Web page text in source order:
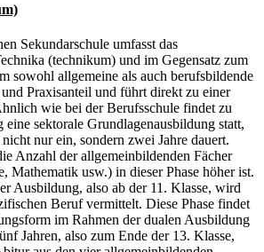
Sekundarschule umfasst das
(technikum) und im Gegensatz zum
sowohl allgemeine als auch berufsbildende
Praxisanteil und führt direkt zu einer
wie bei der Berufsschule findet zu
sektorale Grundlagenausbildung statt,
nur ein, sondern zwei Jahre dauert.
Anzahl der allgemeinbildenden Fächer
Mathematik usw.) in dieser Phase höher ist.
Ausbildung, also ab der 11. Klasse, wird
Beruf vermittelt. Diese Phase findet
im Rahmen der dualen Ausbildung
Jahren, also zum Ende der 13. Klasse,